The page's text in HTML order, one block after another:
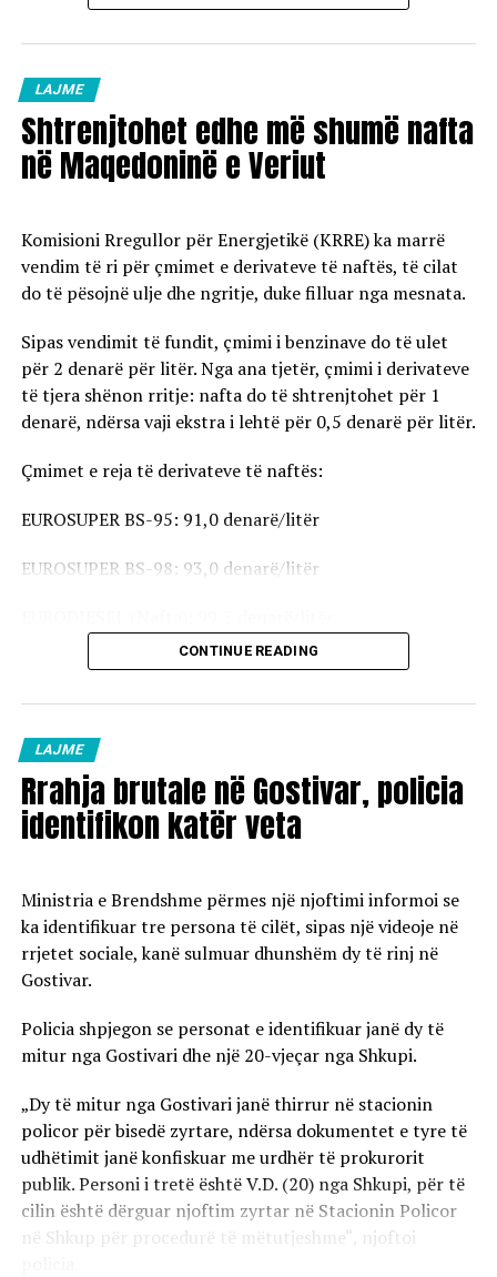
LAJME
Shtrenjtohet edhe më shumë nafta
në Maqedoninë e Veriut
Komisioni Rregullor për Energjetikë (KRRE) ka marrë
vendim të ri për çmimet e derivateve të naftës, të cilat
do të pësojnë ulje dhe ngritje, duke filluar nga mesnata.
Sipas vendimit të fundit, çmimi i benzinave do të ulet
për 2 denarë për litër. Nga ana tjetër, çmimi i derivateve
të tjera shënon rritje: nafta do të shtrenjtohet për 1
denarë, ndërsa vaji ekstra i lehtë për 0,5 denarë për litër.
Çmimet e reja të derivateve të naftës:
EUROSUPER BS-95: 91,0 denarë/litër
EUROSUPER BS-98: 93,0 denarë/litër
Vaji ekstra i lehtë (EL-1): 98,5 denarë/litër
vlejnë në të gjitha pikat e karburanteve në vend.
CONTINUE READING
LAJME
Rrahja brutale në Gostivar, policia
identifikon katër veta
Ministria e Brendshme përmes një njoftimi informoi se
ka identifikuar tre persona të cilët, sipas një videoje në
rrjetet sociale, kanë sulmuar dhunshëm dy të rinj në
Gostivar.
Policia shpjegon se personat e identifikuar janë dy të
mitur nga Gostivari dhe një 20-vjeçar nga Shkupi.
„Dy të mitur nga Gostivari janë thirrur në stacionin
policor për bisedë zyrtare, ndërsa dokumentet e tyre të
udhëtimit janë konfiskuar me urdhër të prokurorit
publik. Personi i tretë është V.D. (20) nga Shkupi, për të
cilin është dërguar njoftim zyrtar në Stacionin Policor
në Shkup për procedurë të mëtutjeshme“, njoftoi